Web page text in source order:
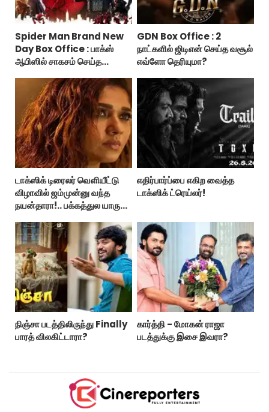
Spider Man Brand New
Day Box Office : பாக்ஸ்
ஆபிஸில் சாகசம் செய்த
GDN Box Office : 2
நாட்களில் ஜிடிஎன் செய்த வசூல்
எவ்ளோ தெரியுமா?
டாக்ஸிக் டிரைலர் வெளியீட்டு
விழாவில் ஜம்முன்னு வந்த
நயன்தாரா!.. பக்கத்துல யாரு
எதிர்பார்ப்பை எகிற வைத்த
டாக்ஸிக் ட்ரெய்லர்!
நிஞ்சா படத்திலிருந்து Finally
பாரத் விலகிட்டாரா?
கார்த்தி - மோகன் ராஜா
படத்துக்கு இசை இவரா?